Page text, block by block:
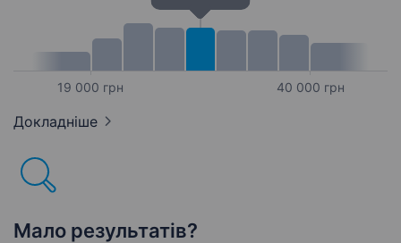
19 000 грн 40 000 грн
Докладніше
Мало результатів?